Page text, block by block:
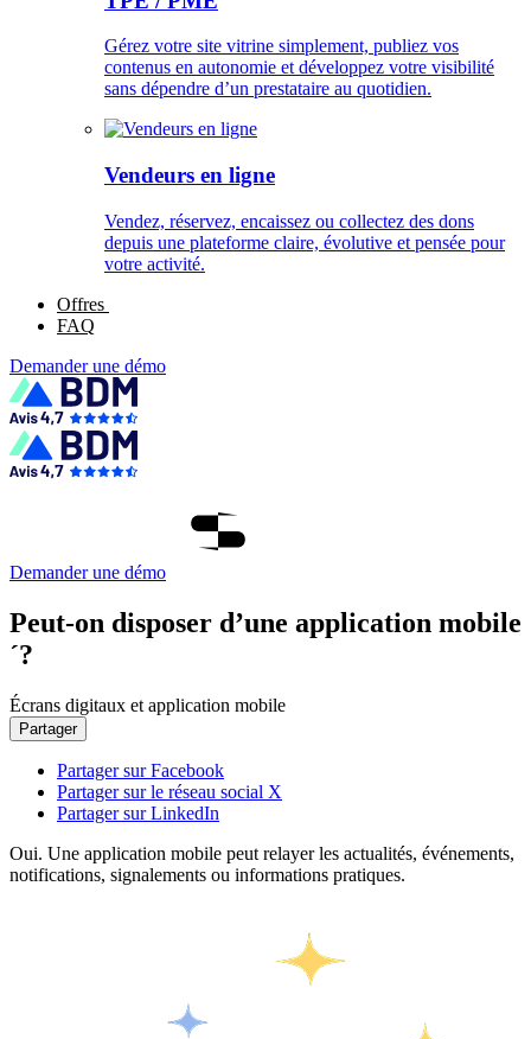
Gérez votre site vitrine simplement, publiez vos
contenus en autonomie et développez votre visibilité
sans dépendre d’un prestataire au quotidien.
Vendeurs en ligne
Vendez, réservez, encaissez ou collectez des dons
depuis une plateforme claire, évolutive et pensée pour
votre activité.
Offres
FAQ
Demander une démo
Demander une démo
Peut-on disposer d’une application mobile
´?
Écrans digitaux et application mobile
Partager
Partager sur Facebook
Partager sur le réseau social X
Partager sur LinkedIn
Oui. Une application mobile peut relayer les actualités, événements,
notifications, signalements ou informations pratiques.